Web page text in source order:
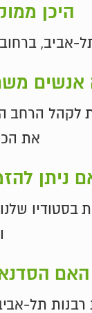
היכן
לקניון עזריאלי, בית
אנשים
את
ניתן
האם
תל-